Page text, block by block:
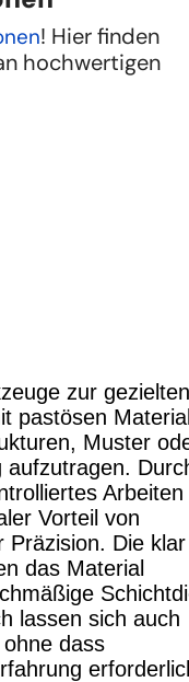
zur gezielten
pastösen
Muster
Arbeiten
Vorteil von
Präzision. Die klar
das Material
lassen sich auch
dass